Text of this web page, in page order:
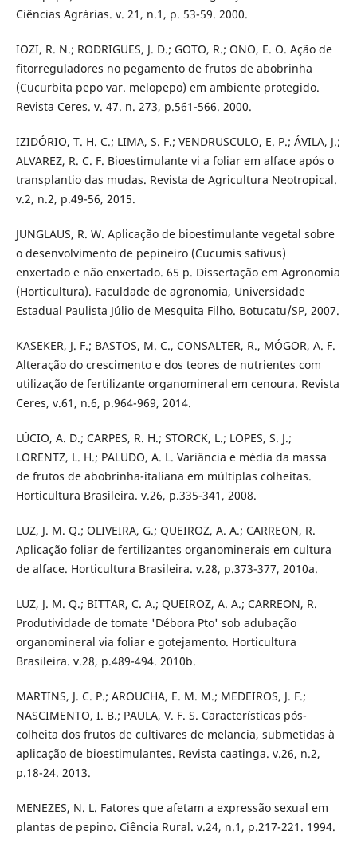
Ciências Agrárias. v. 21, n.1, p. 53-59. 2000.
IOZI, R. N.; RODRIGUES, J. D.; GOTO, R.; ONO, E. O. Ação de
fitorreguladores no pegamento de frutos de abobrinha
(Cucurbita pepo var. melopepo) em ambiente protegido.
Revista Ceres. v. 47. n. 273, p.561-566. 2000.
IZIDÓRIO, T. H. C.; LIMA, S. F.; VENDRUSCULO, E. P.; ÁVILA, J.;
ALVAREZ, R. C. F. Bioestimulante vi a foliar em alface após o
transplantio das mudas. Revista de Agricultura Neotropical.
v.2, n.2, p.49-56, 2015.
JUNGLAUS, R. W. Aplicação de bioestimulante vegetal sobre
o desenvolvimento de pepineiro (Cucumis sativus)
enxertado e não enxertado. 65 p. Dissertação em Agronomia
(Horticultura). Faculdade de agronomia, Universidade
Estadual Paulista Júlio de Mesquita Filho. Botucatu/SP, 2007.
KASEKER, J. F.; BASTOS, M. C., CONSALTER, R., MÓGOR, A. F.
Alteração do crescimento e dos teores de nutrientes com
utilização de fertilizante organomineral em cenoura. Revista
Ceres, v.61, n.6, p.964-969, 2014.
LÚCIO, A. D.; CARPES, R. H.; STORCK, L.; LOPES, S. J.;
LORENTZ, L. H.; PALUDO, A. L. Variância e média da massa
de frutos de abobrinha-italiana em múltiplas colheitas.
Horticultura Brasileira. v.26, p.335-341, 2008.
LUZ, J. M. Q.; OLIVEIRA, G.; QUEIROZ, A. A.; CARREON, R.
Aplicação foliar de fertilizantes organominerais em cultura
de alface. Horticultura Brasileira. v.28, p.373-377, 2010a.
LUZ, J. M. Q.; BITTAR, C. A.; QUEIROZ, A. A.; CARREON, R.
Produtividade de tomate 'Débora Pto' sob adubação
organomineral via foliar e gotejamento. Horticultura
Brasileira. v.28, p.489-494. 2010b.
MARTINS, J. C. P.; AROUCHA, E. M. M.; MEDEIROS, J. F.;
NASCIMENTO, I. B.; PAULA, V. F. S. Características pós-
colheita dos frutos de cultivares de melancia, submetidas à
aplicação de bioestimulantes. Revista caatinga. v.26, n.2,
p.18-24. 2013.
MENEZES, N. L. Fatores que afetam a expressão sexual em
plantas de pepino. Ciência Rural. v.24, n.1, p.217-221. 1994.